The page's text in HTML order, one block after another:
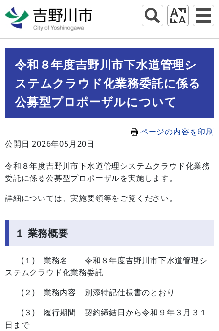
令和８年度吉野川市下水道管理シ
ステムクラウド化業務委託に係る
公募型プロポーザルについて
ページの内容を印刷
公開日 2026年05月20日
令和８年度吉野川市下水道管理システムクラウド化業務
委託に係る公募型プロポーザルを実施します。
詳細については、実施要領等をご覧ください。
１ 業務概要
(１) 業務名 令和８年度吉野川市下水道管理シ
ステムクラウド化業務委託
(２) 業務内容 別添特記仕様書のとおり
(３) 履行期間 契約締結日から令和９年３月３１
日まで